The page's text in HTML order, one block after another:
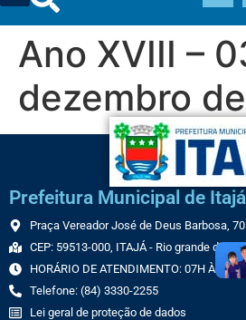
Ano XVIII –
dezembro
Prefeitura Municipal de
Praça Vereador José de Deus Barbosa, 70
CEP: 59513-000, ITAJÁ - Rio grande do
HORÁRIO DE ATENDIMENTO: 07H ÀS 13H
Telefone: (84) 3330-2255
Lei geral de proteção de dados